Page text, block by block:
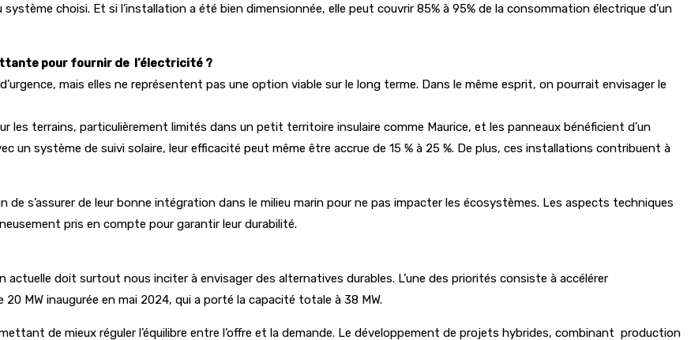
choisi. Et si l’installation a été bien dimensionnée, elle peut couvrir 85% à 95% de la consommation électrique d’un
pour fournir de l’électricité ?
mais elles ne représentent pas une option viable sur le long terme. Dans le même esprit, on pourrait envisager le
les terrains, particulièrement limités dans un petit territoire insulaire comme Maurice, et les panneaux bénéficient d’un
un système de suivi solaire, leur efficacité peut même être accrue de 15 % à 25 %. De plus, ces installations contribuent à
s’assurer de leur bonne intégration dans le milieu marin pour ne pas impacter les écosystèmes. Les aspects techniques
pris en compte pour garantir leur durabilité.
doit surtout nous inciter à envisager des alternatives durables. L’une des priorités consiste à accélérer
MW inaugurée en mai 2024, qui a porté la capacité totale à 38 MW.
de mieux réguler l’équilibre entre l’offre et la demande. Le développement de projets hybrides, combinant production